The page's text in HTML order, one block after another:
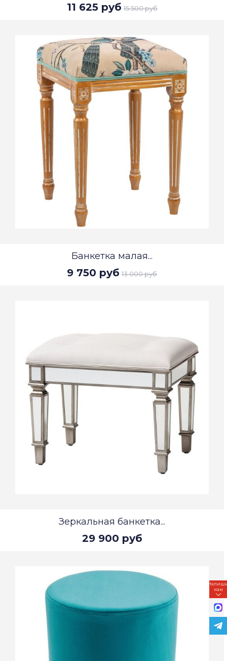
11 625 руб 15 500 руб
Банкетка малая...
9 750 руб 13 000 руб
Зеркальная банкетка...
29 900 руб
нам